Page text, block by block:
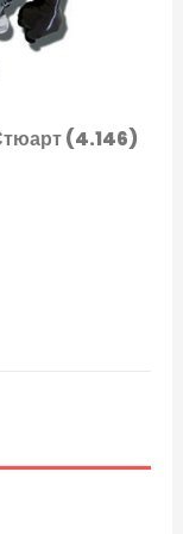
(4.146)